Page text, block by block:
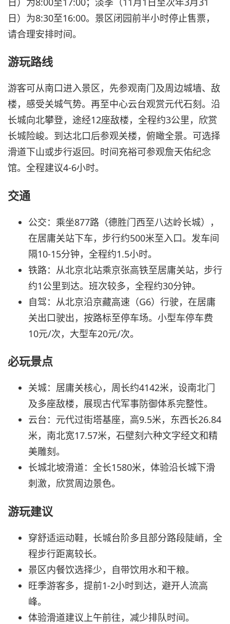
日）为8:30至16:00。景区闭园前半小时停止售票，
请合理安排时间。
游玩路线
游客可从南口进入景区，先参观南门及周边城墙、敌
楼，感受关城气势。再至中心云台观赏元代石刻。沿
长城向北攀登，途经12座敌楼，全程约3公里，欣赏
长城险峻。到达北口后参观关楼，俯瞰全景。可选择
滑道下山或步行返回。时间充裕可参观詹天佑纪念
馆。全程建议4-6小时。
交通
公交：乘坐877路（德胜门西至八达岭长城），
在居庸关站下车，步行约500米至入口。发车间
隔10-15分钟，全程约1.5小时。
铁路：从北京北站乘京张高铁至居庸关站，步行
约1公里到达。班次较多，全程约30分钟。
自驾：从北京沿京藏高速（G6）行驶，在居庸
关出口驶出，按路标至停车场。小型车停车费
10元/次，大型车20元/次。
必玩景点
关城：居庸关核心，周长约4142米，设南北门
及多座敌楼，展现古代军事防御体系完整性。
云台：元代过街塔基座，高9.5米，东西长26.84
米，南北宽17.57米，石壁刻六种文字经文和精
美雕刻。
长城北坡滑道：全长1580米，体验沿长城下滑
刺激，欣赏周边景色。
游玩建议
穿舒适运动鞋，长城台阶多且部分路段陡峭，全
程步行距离较长。
景区内餐饮选择少，自带饮用水和干粮。
旺季游客多，提前1-2小时到达，避开人流高
峰。
体验滑道建议上午前往，减少排队时间。